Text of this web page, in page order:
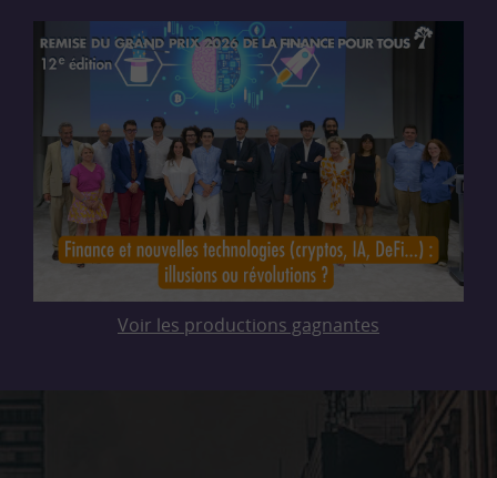
Voir les productions gagnantes